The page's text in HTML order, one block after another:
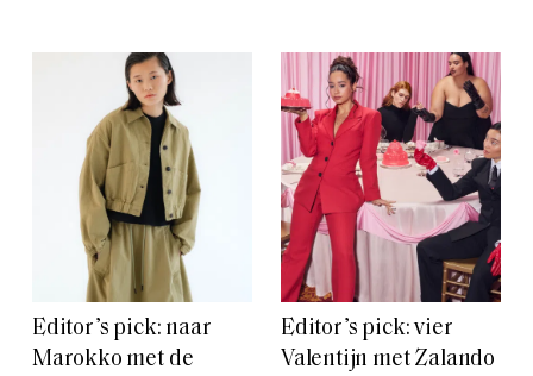
Editor’s pick: naar
Marokko met de
Editor’s pick: vier
Valentijn met Zalando